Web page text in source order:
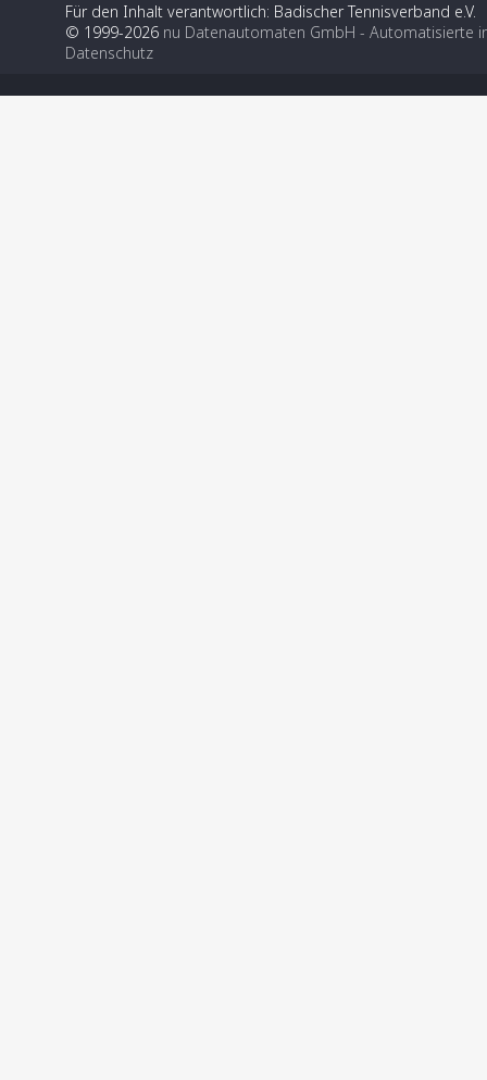
Für den Inhalt verantwortlich: Badischer Tennisverband e.V.
© 1999-2026 nu Datenautomaten GmbH - Automatisierte
Datenschutz